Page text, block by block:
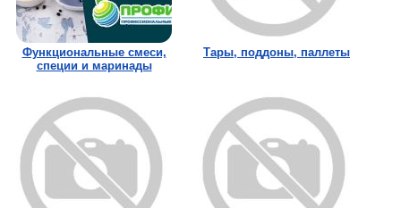
Функциональные смеси,
специи и маринады
Тары, поддоны, паллеты